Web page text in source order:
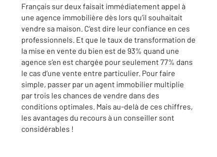
Français sur deux faisait immédiatement appel à
une agence immobilière dès lors qu’il souhaitait
vendre sa maison. C’est dire leur confiance en ces
professionnels. Et que le taux de transformation de
la mise en vente du bien est de 93% quand une
agence s’en est chargée pour seulement 77% dans
le cas d’une vente entre particulier. Pour faire
simple, passer par un agent immobilier multiplie
par trois les chances de vendre dans des
conditions optimales. Mais au-delà de ces chiffres,
les avantages du recours à un conseiller sont
considérables !